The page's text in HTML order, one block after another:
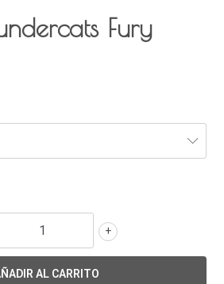
Fury
+